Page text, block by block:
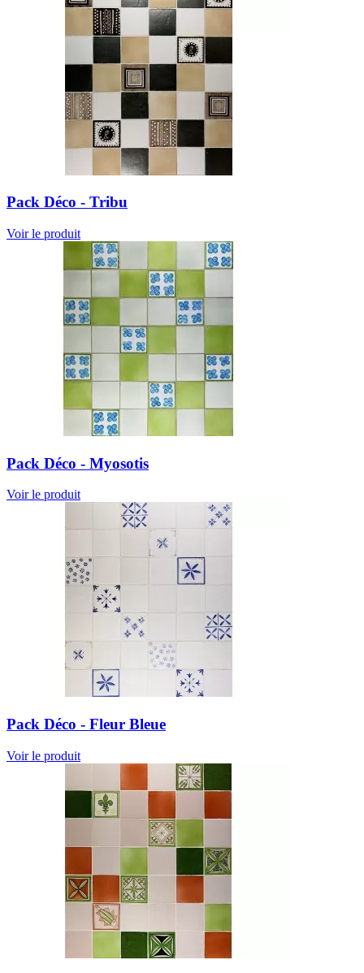
Pack Déco - Tribu
Voir le produit
Pack Déco - Myosotis
Voir le produit
Pack Déco - Fleur Bleue
Voir le produit